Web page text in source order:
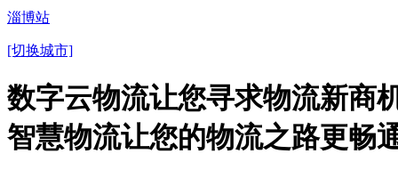
淄博站
[切换城市]
数字云物流让您寻求物流新商
智慧物流让您的物流之路更畅